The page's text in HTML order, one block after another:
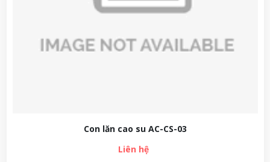
Con lăn cao su AC-CS-03
Liên hệ